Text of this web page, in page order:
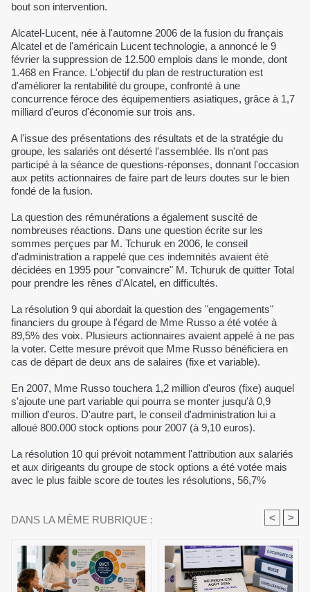
bout son intervention.
Alcatel-Lucent, née à l'automne 2006 de la fusion du français
Alcatel et de l'américain Lucent technologie, a annoncé le 9
février la suppression de 12.500 emplois dans le monde, dont
1.468 en France. L'objectif du plan de restructuration est
d'améliorer la rentabilité du groupe, confronté à une
concurrence féroce des équipementiers asiatiques, grâce à 1,7
milliard d'euros d'économie sur trois ans.
A l'issue des présentations des résultats et de la stratégie du
groupe, les salariés ont déserté l'assemblée. Ils n'ont pas
participé à la séance de questions-réponses, donnant l'occasion
aux petits actionnaires de faire part de leurs doutes sur le bien
fondé de la fusion.
La question des rémunérations a également suscité de
nombreuses réactions. Dans une question écrite sur les
sommes perçues par M. Tchuruk en 2006, le conseil
d'administration a rappelé que ces indemnités avaient été
décidées en 1995 pour "convaincre" M. Tchuruk de quitter Total
pour prendre les rênes d'Alcatel, en difficultés.
La résolution 9 qui abordait la question des "engagements"
financiers du groupe à l'égard de Mme Russo a été votée à
89,5% des voix. Plusieurs actionnaires avaient appelé à ne pas
la voter. Cette mesure prévoit que Mme Russo bénéficiera en
cas de départ de deux ans de salaires (fixe et variable).
En 2007, Mme Russo touchera 1,2 million d'euros (fixe) auquel
s'ajoute une part variable qui pourra se monter jusqu'à 0,9
million d'euros. D'autre part, le conseil d'administration lui a
alloué 800.000 stock options pour 2007 (à 9,10 euros).
La résolution 10 qui prévoit notamment l'attribution aux salariés
et aux dirigeants du groupe de stock options a été votée mais
avec le plus faible score de toutes les résolutions, 56,7%
DANS LA MÊME RUBRIQUE : < >